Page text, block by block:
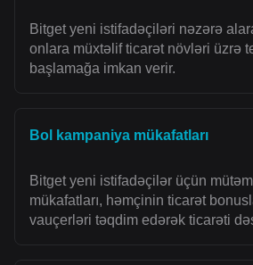
Bitget yeni istifadəçiləri nəzərə
onlara müxtəlif ticarət növləri üzrə
başlamağa imkan verir.
Bol kampaniya mükafatları
Bitget yeni istifadəçilər üçün
mükafatları, həmçinin ticarət
vauçerləri təqdim edərək ticarəti